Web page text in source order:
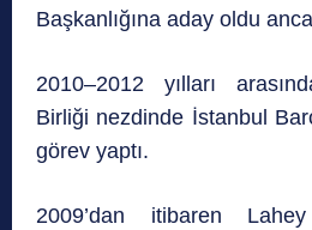
Başkanlığına aday oldu
2010–2012 yılları
Birliği nezdinde İstanbul
görev yaptı.
2009’dan itibaren